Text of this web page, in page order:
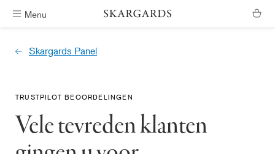
Menu Verzending binnen #ShippingTimeGeneral
Skargards Panel
TRUSTPILOT BEOORDELINGEN
Vele tevreden klanten